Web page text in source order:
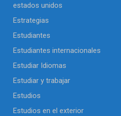
estados unidos
Estrategias
Estudiantes
Estudiantes internacionales
Estudiar Idiomas
Estudiar y trabajar
Estudios
Estudios en el exterior